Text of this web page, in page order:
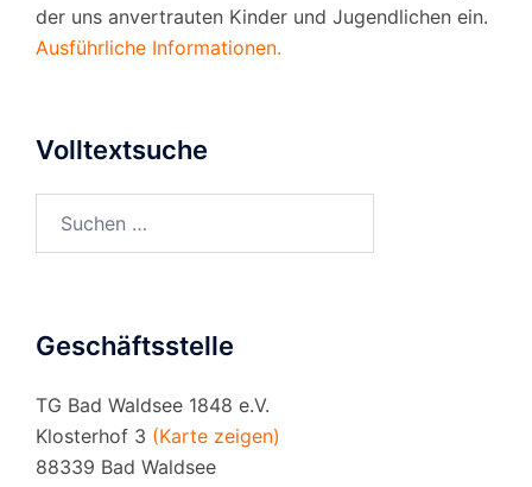
der uns anvertrauten Kinder und Jugendlichen ein.
Ausführliche Informationen.
Volltextsuche
Geschäftsstelle
TG Bad Waldsee 1848 e.V.
Klosterhof 3 (Karte zeigen)
88339 Bad Waldsee